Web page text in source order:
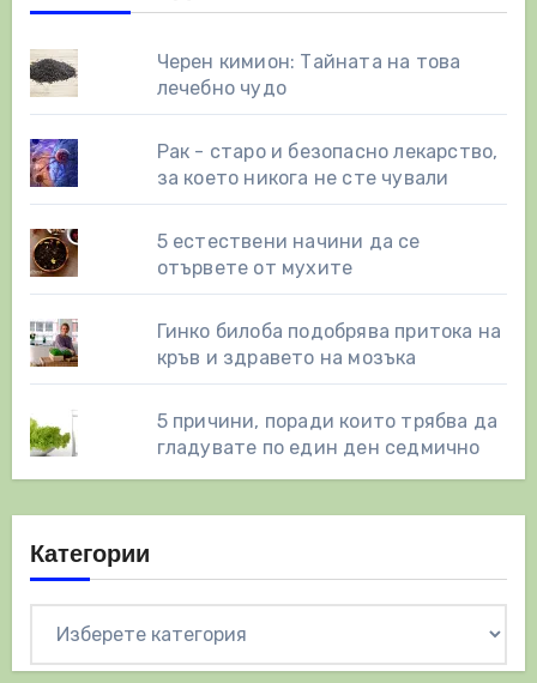
Черен кимион: Тайната на това
лечебно чудо
Рак - старо и безопасно лекарство,
за което никога не сте чували
5 естествени начини да се
отървете от мухите
Гинко билоба подобрява притока на
кръв и здравето на мозъка
5 причини, поради които трябва да
гладувате по един ден седмично
Категории